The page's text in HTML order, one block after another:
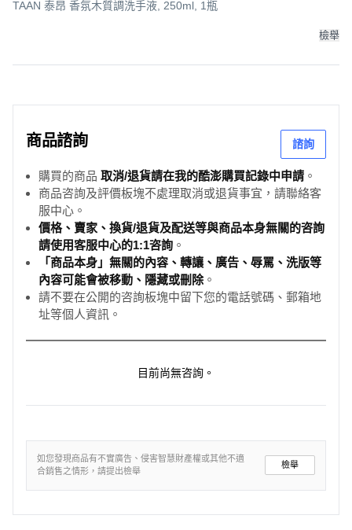
TAAN 泰昂 香氛木質調洗手液, 250ml, 1瓶
檢舉
商品諮詢 諮詢
購買的商品 取消/退貨請在我的酷澎購買記錄中申請 。
商品咨詢及評價板塊不處理取消或退貨事宜，請聯絡客
服中心。
價格、賣家、換貨/退貨及配送等與商品本身無關的咨詢
請使用客服中心的1:1咨詢 。
「商品本身」無關的內容、轉讓、廣告、辱罵、洗版等
內容可能會被移動、隱藏或刪除。
請不要在公開的咨詢板塊中留下您的電話號碼、郵箱地
址等個人資訊。
目前尚無咨詢。
如您發現商品有不實廣告、侵害智慧財產權或其他不適
合銷售之情形，請提出檢舉
檢舉